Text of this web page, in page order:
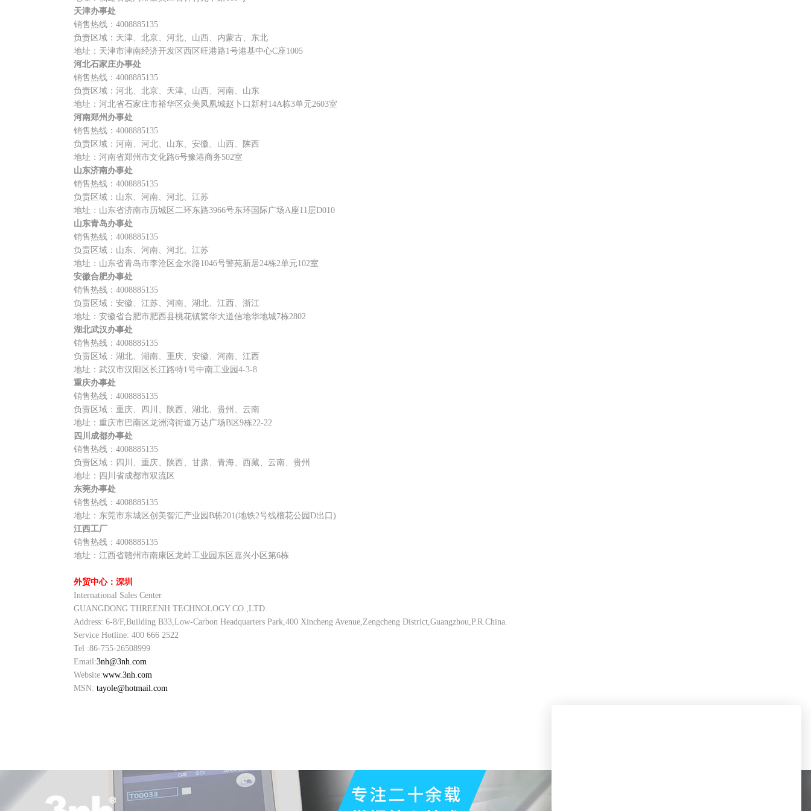
天津办事处
销售热线：4008885135
负责区域：天津、北京、河北、山西、内蒙古、东北
地址：天津市津南经济开发区西区旺港路1号港基中心C座1005
河北石家庄办事处
销售热线：4008885135
负责区域：河北、北京、天津、山西、河南、山东
地址：河北省石家庄市裕华区众美凤凰城赵卜口新村14A栋3单元2603室
河南郑州办事处
销售热线：4008885135
负责区域：河南、河北、山东、安徽、山西、陕西
地址：河南省郑州市文化路6号豫港商务502室
山东济南办事处
销售热线：4008885135
负责区域：山东、河南、河北、江苏
地址：山东省济南市历城区二环东路3966号东环国际广场A座11层D010
山东青岛办事处
销售热线：4008885135
负责区域：山东、河南、河北、江苏
地址：山东省青岛市李沧区金水路1046号警苑新居24栋2单元102室
安徽合肥办事处
销售热线：4008885135
负责区域：安徽、江苏、河南、湖北、江西、浙江
地址：安徽省合肥市肥西县桃花镇繁华大道信地华地城7栋2802
湖北武汉办事处
销售热线：4008885135
负责区域：湖北、湖南、重庆、安徽、河南、江西
地址：武汉市汉阳区长江路特1号中南工业园4-3-8
重庆办事处
销售热线：4008885135
负责区域：重庆、四川、陕西、湖北、贵州、云南
地址：重庆市巴南区龙洲湾街道万达广场B区9栋22-22
四川成都办事处
销售热线：4008885135
负责区域：四川、重庆、陕西、甘肃、青海、西藏、云南、贵州
地址：四川省成都市双流区
东莞办事处
销售热线：4008885135
地址：东莞市东城区创美智汇产业园B栋201(地铁2号线榴花公园D出口)
江西工厂
销售热线：4008885135
地址：江西省赣州市南康区龙岭工业园东区嘉兴小区第6栋
外贸中心：深圳
International Sales Center
GUANGDONG THREENH TECHNOLOGY CO.,LTD.
Address: 6-8/F,Building B33,Low-Carbon Headquarters Park,400 Xincheng Avenue,Zengcheng District,Guangzhou,P.R.China.
Service Hotline: 400 666 2522
Tel :86-755-26508999
Email:3nh@3nh.com
Website:www.3nh.com
MSN: tayole@hotmail.com